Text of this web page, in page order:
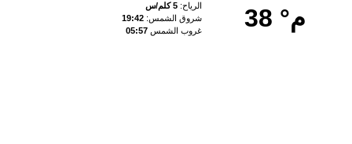
38 °م
الرياح:5 كلم/س
شروق الشمس:19:42
غروب الشمس05:57